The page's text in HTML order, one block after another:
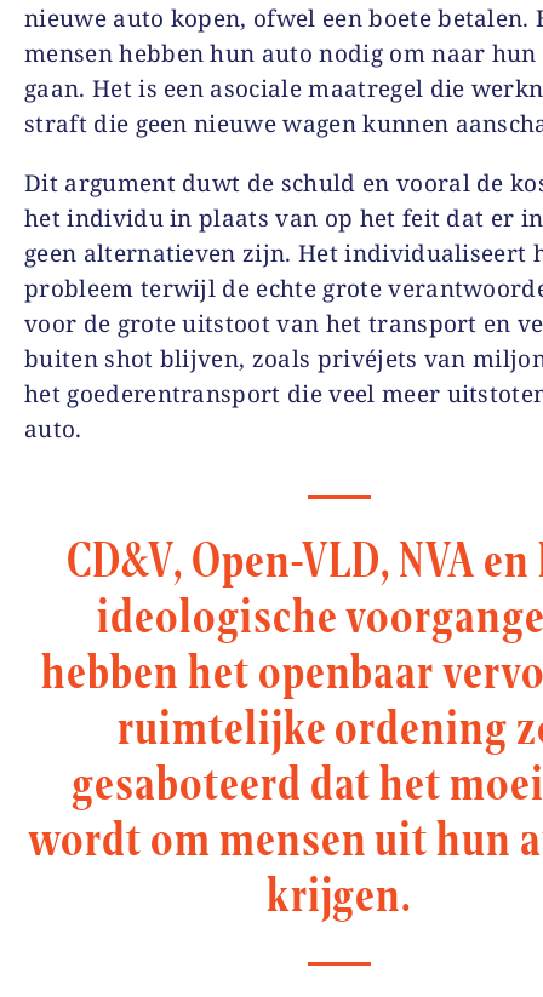
nieuwe auto kopen, ofwel een boete betalen.
mensen hebben hun auto nodig om naar
gaan. Het is een asociale maatregel die
straft die geen nieuwe wagen kunnen
Dit argument duwt de schuld en vooral de
het individu in plaats van op het feit dat er
geen alternatieven zijn. Het individualiseert
probleem terwijl de echte grote
voor de grote uitstoot van het transport en
buiten shot blijven, zoals privéjets van
het goederentransport die veel meer
auto.
CD&V, Open-VLD, NVA
ideologische
hebben het openbaar
ruimtelijke ordening
gesaboteerd dat het
wordt om mensen uit hun
krijgen.